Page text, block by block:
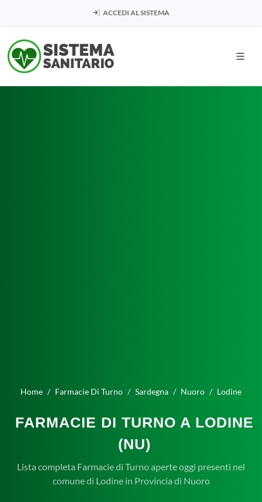
ACCEDI AL SISTEMA
Home Farmacie Di Turno Sardegna Nuoro Lodine
FARMACIE DI TURNO A LODINE
(NU)
Lista completa Farmacie di Turno aperte oggi presenti nel
comune di Lodine in Provincia di Nuoro